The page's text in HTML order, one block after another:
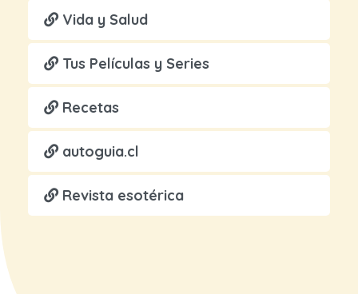
Vida y Salud
Tus Películas y Series
Recetas
autoguia.cl
Revista esotérica